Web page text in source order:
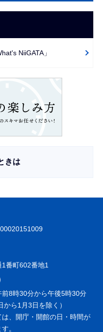
NiiGATA」
きは
番町602番地1
前8時30分から午後5時30分
から1月3日を除く）
、開庁・開館の日・時間が
。